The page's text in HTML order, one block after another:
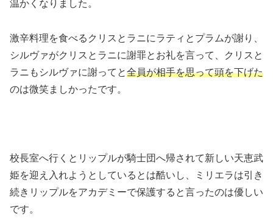
温かくなりました。
激辛料理を食べるクリスとラニにラティとプラムが謝り、
シルヴァがクリスとラニに謝罪とお礼を言って、クリスと
ラニもシルヴァに謝ってと全員が相手を思って頭を下げた
のは微笑ましかったです。
校長室へ行くとリップルが騎士団へ帰されて新しい天恵武
姫を迎え入れようとしているとは酷いし、ミリエラは引き
続きリップルをアカデミーで保護すると言ったのは優しい
です。